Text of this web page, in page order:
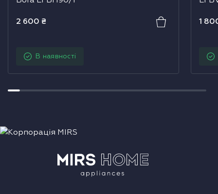
2 600 ₴
В наявності
1